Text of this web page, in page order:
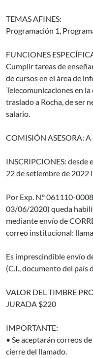
TEMAS AFINES:
Programación 1,
FUNCIONES
Cumplir tareas de
de cursos en el área de
Telecomunicaciones en
traslado a Rocha, de ser
salario.
COMISIÓN ASESORA: A
INSCRIPCIONES: desde
22 de setiembre de 2022
Por Exp. N.º 061110-
03/06/2020) queda
mediante envío de
correo institucional:
Es imprescindible envío
(C.I., documento del país
VALOR DEL TIMBRE
JURADA $220
IMPORTANTE:
• Se aceptarán correos
cierre del llamado.